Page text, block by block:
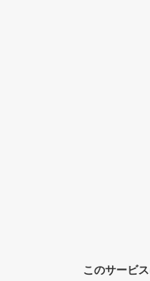
このサービ